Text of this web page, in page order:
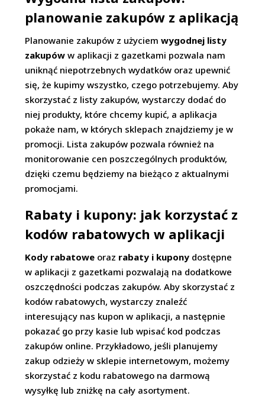
planowanie zakupów z aplikacją
Planowanie zakupów z użyciemwygodnej listy
zakupów w aplikacji z gazetkami pozwala nam
uniknąć niepotrzebnych wydatków oraz upewnić
się, że kupimy wszystko, czego potrzebujemy. Aby
skorzystać z listy zakupów, wystarczy dodać do
niej produkty, które chcemy kupić, a aplikacja
pokaże nam, w których sklepach znajdziemy je w
promocji. Lista zakupów pozwala również na
monitorowanie cen poszczególnych produktów,
dzięki czemu będziemy na bieżąco z aktualnymi
promocjami.
Rabaty i kupony: jak korzystać z
kodów rabatowych w aplikacji
Kody rabatowe oraz rabaty i kupony dostępne
w aplikacji z gazetkami pozwalają na dodatkowe
oszczędności podczas zakupów. Aby skorzystać z
kodów rabatowych, wystarczy znaleźć
interesujący nas kupon w aplikacji, a następnie
pokazać go przy kasie lub wpisać kod podczas
zakupów online. Przykładowo, jeśli planujemy
zakup odzieży w sklepie internetowym, możemy
skorzystać z kodu rabatowego na darmową
wysyłkę lub zniżkę na cały asortyment.